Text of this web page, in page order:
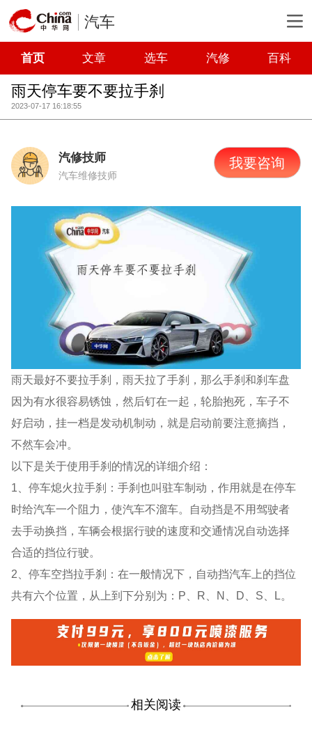
汽车
首页 文章 选车 汽修 百科
雨天停车要不要拉手刹
2023-07-17 16:18:55
汽修技师
汽车维修技师
我要咨询
雨天最好不要拉手刹，雨天拉了手刹，那么手刹和刹车盘
因为有水很容易锈蚀，然后钉在一起，轮胎抱死，车子不
好启动，挂一档是发动机制动，就是启动前要注意摘挡，
不然车会冲。
以下是关于使用手刹的情况的详细介绍：
1、停车熄火拉手刹：手刹也叫驻车制动，作用就是在停车
时给汽车一个阻力，使汽车不溜车。自动挡是不用驾驶者
去手动换挡，车辆会根据行驶的速度和交通情况自动选择
合适的挡位行驶。
2、停车空挡拉手刹：在一般情况下，自动挡汽车上的挡位
共有六个位置，从上到下分别为：P、R、N、D、S、L。
相关阅读